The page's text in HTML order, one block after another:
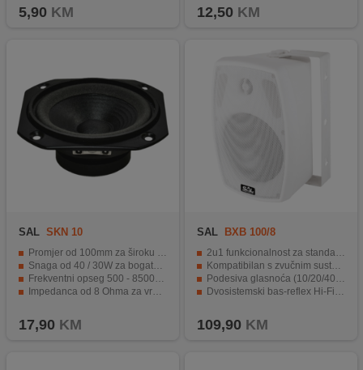
5,90 KM 12,50 KM
SAL SKN 10
Promjer od 100mm za široku primjenu.
Snaga od 40 / 30W za bogate tonove.
Frekventni opseg 500 - 8500Hz za jasan zvuk.
Impedanca od 8 Ohma za vrhunsku kvalitetu zvuka.
17,90 KM
SAL BXB 100/8
2u1 funkcionalnost za standardne i profesionalne sustave
Kompatibilan s zvučnim sustavima 70/100/110 V~
Podesiva glasnoća (10/20/40 W)
Dvosistemski bas-reflex Hi-Fi zvučnik
109,90 KM